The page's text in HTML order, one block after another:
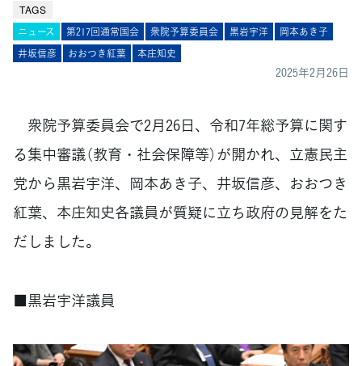
TAGS
ニュース 第217回通常国会 衆院予算委員会 黒岩宇洋
岡本あき子
井坂信彦
おおつき紅葉 本庄知史
2025年2月26日
衆院予算委員会で2月26日、令和7年総予算に関す
る集中審議（教育・社会保障等）が開かれ、立憲民主
党から黒岩宇洋、岡本あき子、井坂信彦、おおつき
紅葉、本庄知史各議員が質疑に立ち政府の見解をた
だしました。
■黒岩宇洋議員